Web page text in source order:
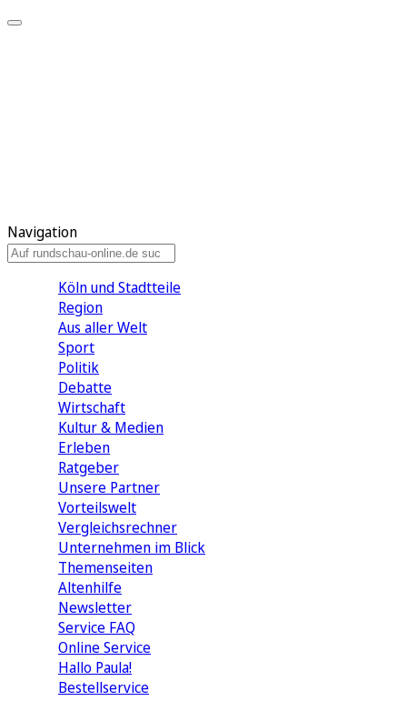
Navigation
Köln und Stadtteile
Region
Aus aller Welt
Sport
Politik
Debatte
Wirtschaft
Kultur & Medien
Erleben
Ratgeber
Unsere Partner
Vorteilswelt
Vergleichsrechner
Unternehmen im Blick
Themenseiten
Altenhilfe
Newsletter
Service FAQ
Online Service
Hallo Paula!
Bestellservice